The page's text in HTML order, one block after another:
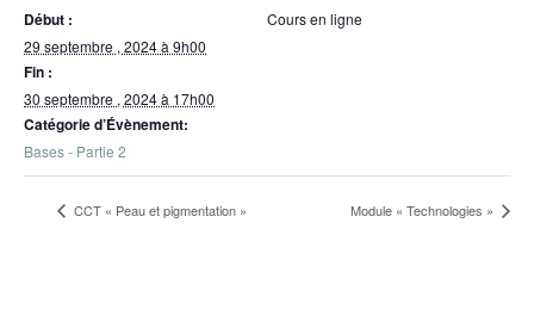
Début :
29 septembre , 2024 à 9h00
Fin :
30 septembre , 2024 à 17h00
Catégorie d’Évènement:
Bases - Partie 2
Cours en ligne
CCT « Peau et pigmentation » Module « Technologies »